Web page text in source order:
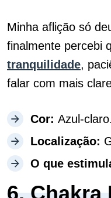
Minha aflição só
finalmente percebi
tranquilidade,
falar com mais
Cor: Azul-claro.
Localização:
O que
6. Chakra